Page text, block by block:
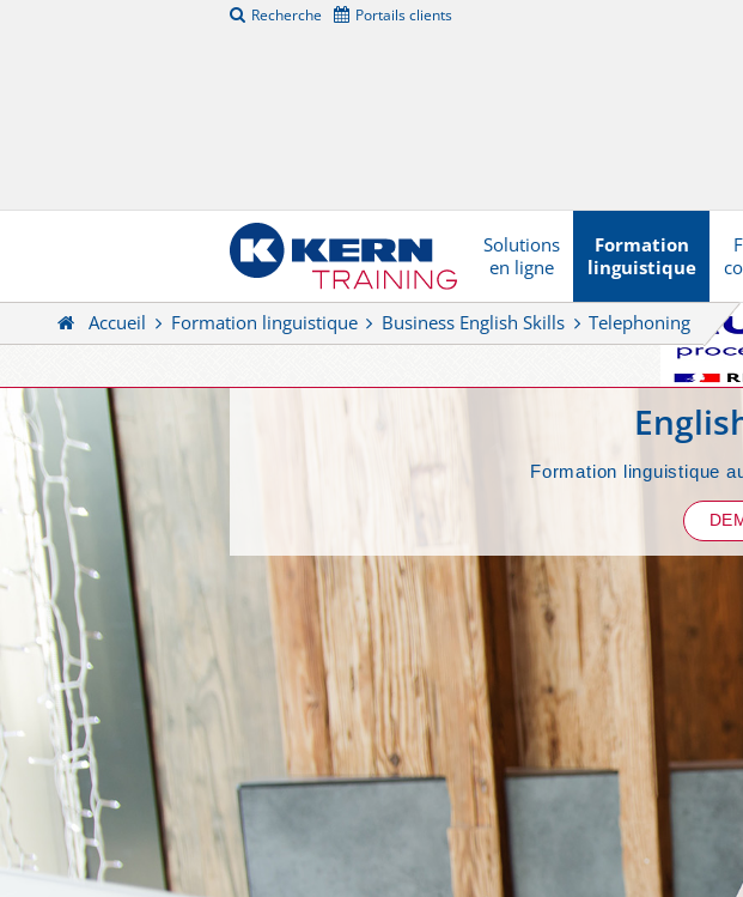
Recherche Portails clients
Solutions
en ligne
Formation
linguistique
Accueil Formation linguistique Business English Skills Telephoning
Formation linguistique